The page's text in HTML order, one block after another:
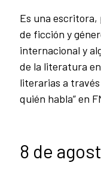
Es una escritora,
de ficción y
internacional y
de la literatura
literarias a través
quién habla” en
8 de